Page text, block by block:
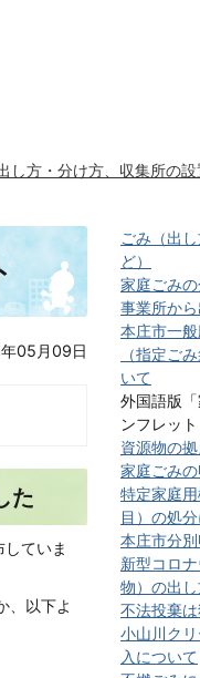
し方・分け方、収集所の設
05月09日
た
ていま
、以下よ
ごみ（出
ど）
家庭ごみ
事業所か
本庄市一
（指定ご
いて
外国語版
ンフレット
資源物の
家庭ごみ
特定家庭
目）の処
本庄市分
新型コロ
物）の出
不法投棄は
小山川ク
入について